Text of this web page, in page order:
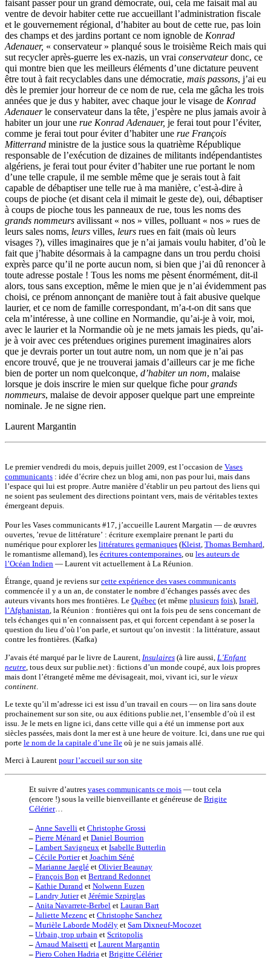
faisant passer pour un grand démocrate, oui, cela me faisait mal au
ventre de devoir habiter cette rue accueillant l’administration fiscale
et le gouvernement régional, d’habiter au bout de cette rue, pas loin
des champs et des jardins portant ce nom ignoble de Konrad
Adenauer, « conservateur » planqué sous le troisième Reich mais qui
sut recycler après-guerre les ex-nazis, un vrai conservateurdonc, ce
qui montre bien que les meilleurs éléments d’une dictature peuvent
être tout à fait recyclables dans une démocratie, mais passons, j’ai eu
dès le premier jour horreur de ce nom de rue, cela me gâcha les trois
années que je dus y habiter, avec chaque jour le visage de Konrad
Adenauerle conservateur dans la tête, j’espère ne plus jamais avoir à
habiter un jour une rue Konrad Adenauer, je ferai tout pour l’éviter,
comme je ferai tout pour éviter d’habiter une rue François
Mitterrand ministre de la justice sous la quatrième République
responsable de l’exécution de dizaines de militants indépendantistes
algériens, je ferai tout pour éviter d’habiter une rue portant le nom
d’une telle crapule, il me semble même que je serais tout à fait
capable de débaptiser une telle rue à ma manière, c’est-à-dire à
coups de pioche (et disant cela il mimait le geste de), oui, débaptiser
à coups de pioche tous les panneaux de rue, tous les noms des
grands nommeurs avilissant « nos » villes, polluant « nos » rues de
leurs sales noms, leurs villes, leurs rues en fait (mais où leurs
visages ?), villes imaginaires que je n’ai jamais voulu habiter, d’où le
fait que j’habite désormais à la campagne dans un trou perdu choisi
exprès parce qu’il ne porte aucun nom, si bien que j’ai dû renoncer à
toute adresse postale ! Tous les noms me pèsent énormément, dit-il
alors, tous sans exception, même le mien que je n’ai évidemment pas
choisi, ce prénom annonçant de manière tout à fait abusive quelque
laurier, et ce nom de famille correspondant, m’a-t-on dit sans que
cela m’intéresse, à une colline en Normandie, qu’ai-je à voir, moi,
avec le laurier et la Normandie où je ne mets jamais les pieds, qu’ai-
je à voir avec ces prétendues origines purement imaginaires alors
que je devrais porter un tout autre nom, un nom que je n’ai pas
encore trouvé, que je ne trouverai jamais d’ailleurs car je me fiche
bien de porter un nom quelconque, d’habiter un nom, malaise
lorsque je dois inscrire le mien sur quelque fiche pourgrands
nommeurs, malaise de devoir apposer quelque part une empreinte
nominale. Je ne signe rien.
Laurent Margantin
Le premier vendredi du mois, depuis juillet 2009, est l’occasion de Vases
communicants : idée d’écrire chez un blog ami, non pas pour lui, mais dans
l’espace qui lui est propre. Autre manière d’établir un peu partout des liens qui
ne soient pas seulement des directions pointant vers, mais de véritables textes
émergeant depuis.
Pour les Vases communicants #17, j’accueille Laurent Margatin — de œuvres
ouvertes, ’revue de littérature’ : écriture exemplaire prenant le parti du
numérique pour explorer les littératures germaniques (Kleist Thomas Bernhard
le romantisme allemand), les écritures contemporaines , ou les auteurs de
l’Océan Indien — Laurent vit actuellement à La Réunion.
Étrange, quand je reviens surcette expérience des vases communicants
commencée il y a un an, de constater le nombre d’échanges passés avec des
auteurs vivants hors mes frontières. Le Québec (et même plusieurs fois), Israël,
l’Afghanistan, la Réunion : frontières qui ont la fois peu de sens concernant de
tels échanges qui n’en connaissent pas, et qui forcent cependant à se poser la
question du lieu d’où l’on parle, et surtout qu’on investit : la littérature, assaut
contre les frontières. (Kafka)
J’avais été marqué par le livre de Laurent, Insulaires (à lire aussi, L’Enfant
neutre , tous deux sur publie.net) : fictions d’un monde coupé, aux lois propres
mais dont l’étrangeté même me dévisageait, moi, vivant ici, sur le vieux
continent
Le texte qu’il m’adresse ici est issu d’un travail en cours — on lira sans doute
prochainement sur son site, ou aux éditions publie.net, l’ensemble d’où il est
issu. Je le mets en ligne ici, dans cette ville qui a été un immense port aux
siècles passées, mais dont la mer est à une heure de voiture. Ici, dans une rue qui
porte le nom de la capitale d’une île où je ne suis jamais allé.
Merci à Laurent pour l’accueil sur son site
Et suivre d’autres vases communicants ce mois — tout cela
(encore !) sous la veille bienveillante et généreuse de Brigite
Célérier…
– Anne Savelli et Christophe Grossi
– Pierre Ménard et Daniel Bourrion
– Lambert Savigneux et Isabelle Butterlin
– Cécile Portieret Joachim Séné
– Marianne Jaeglé et Olivier Beaunay
– François Bon et Bertrand Redonnet
– Kathie Durand et Nolwenn Euzen
– Landry Jutieret Jérémie Szpirglas
– Anita Navarrete-Berbel et Lauran Bart
– Juliette Mezenc et Christophe Sanchez
– Murièle Laborde Modély et Sam Dixneuf-Mocozet
– Urbain, trop urbain et Scritopolis
– Arnaud Maïsetti et Laurent Margantin
– Piero Cohen Hadria et Brigitte Célérier